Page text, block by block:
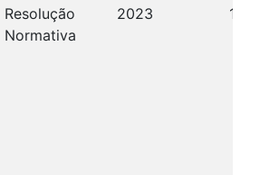
Resolução
Normativa
2023 10/